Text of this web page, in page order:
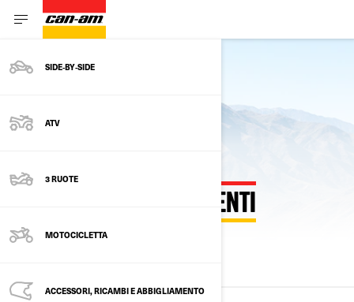
SIDE‑BY‑SIDE
ATV
3 RUOTE
MOTOCICLETTA
ACCESSORI, RICAMBI E ABBIGLIAMENTO
Vedere il modello dell'anno in corso
ANNI MODELLO PRECEDENTI